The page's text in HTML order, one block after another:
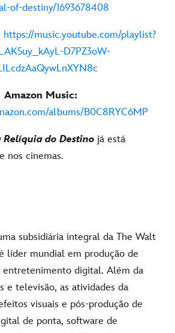
of-destiny/1693678408
https://music.youtube.com/playlist?
D7PZ3oW-
Amazon Music:
albums/B0C8RYC6MP
Relíquia do Destino já está
nos cinemas.
subsidiária integral da The Walt
líder mundial em produção de
digital. Além da
e televisão, as atividades da
visuais e pós-produção de
de ponta, software de